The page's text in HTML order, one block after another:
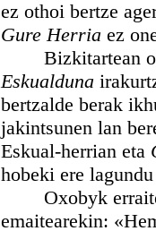
ez othoi bertze
Gure Herria ez
Bizkitartean
Eskualduna
bertzalde berak
jakintsunen lan
Eskual-herrian eta
hobeki ere
Oxobyk erraiten
emaitearekin: